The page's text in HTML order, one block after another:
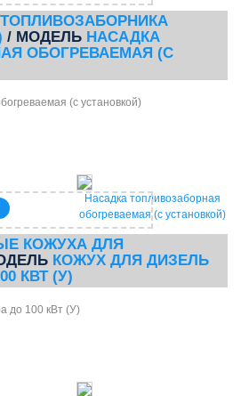
/ МОДЕЛЬ НАСАДКА
ОБОГРЕВАЕМАЯ (С
(с установкой)
Насадка топливозаборная
обогреваемая (с установкой)
КОЖУХА ДЛЯ
КОЖУХ ДЛЯ ДИЗЕЛЬ
КВТ (У)
до 100 кВт (У)